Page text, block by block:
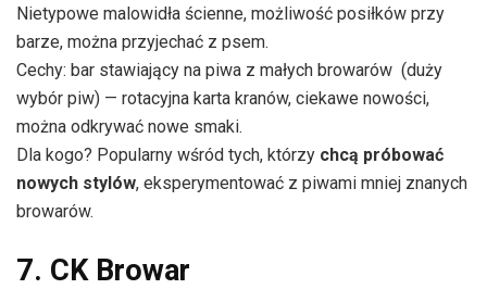
Nietypowe malowidła ścienne, możliwość posiłków przy
barze, można przyjechać z psem.
Cechy: bar stawiający na piwa z małych browarów (duży
wybór piw) — rotacyjna karta kranów, ciekawe nowości,
można odkrywać nowe smaki.
Dla kogo? Popularny wśród tych, którzy chcą próbować
nowych stylów, eksperymentować z piwami mniej znanych
browarów.
7. CK Browar